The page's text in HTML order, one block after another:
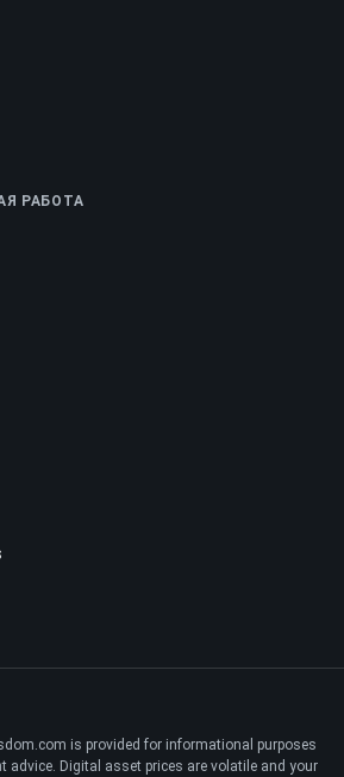
РАБОТА
is provided for informational purposes
advice. Digital asset prices are volatile and your